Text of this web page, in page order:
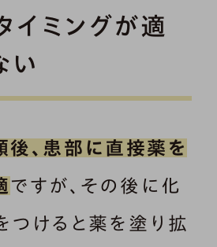
イミングが適
い
後、患部に直接薬を
ですが、その後に化
つけると薬を塗り拡